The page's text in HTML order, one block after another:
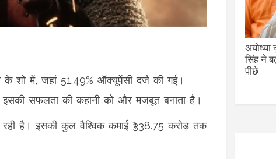
के शो में, जहां 51.49% ऑक्यूपेंसी दर्ज की गई।
इसकी सफलता की कहानी को और मजबूत बनाता है।
रही है। इसकी कुल वैश्विक कमाई ₹338.75 करोड़ तक
अयोध्या
सिंह ने
पीछे